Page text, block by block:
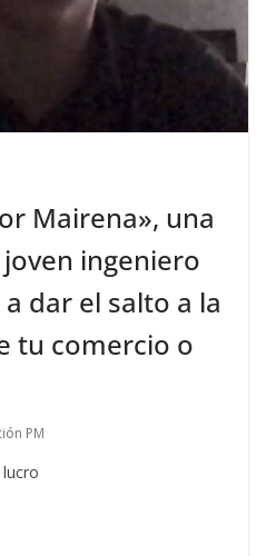
Mairena», una
ingeniero
dar el salto a la
tu comercio o
PM